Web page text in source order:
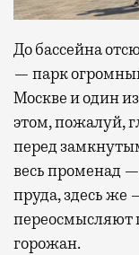
До бассейна
— парк
Москве и один
этом, пожалуй,
перед
весь променад
пруда, здесь же
переосмысляют
горожан.